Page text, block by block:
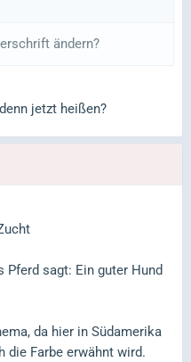
ändern?
jetzt heißen?
Pferd sagt: Ein guter Hund
da hier in Südamerika
die Farbe erwähnt wird.